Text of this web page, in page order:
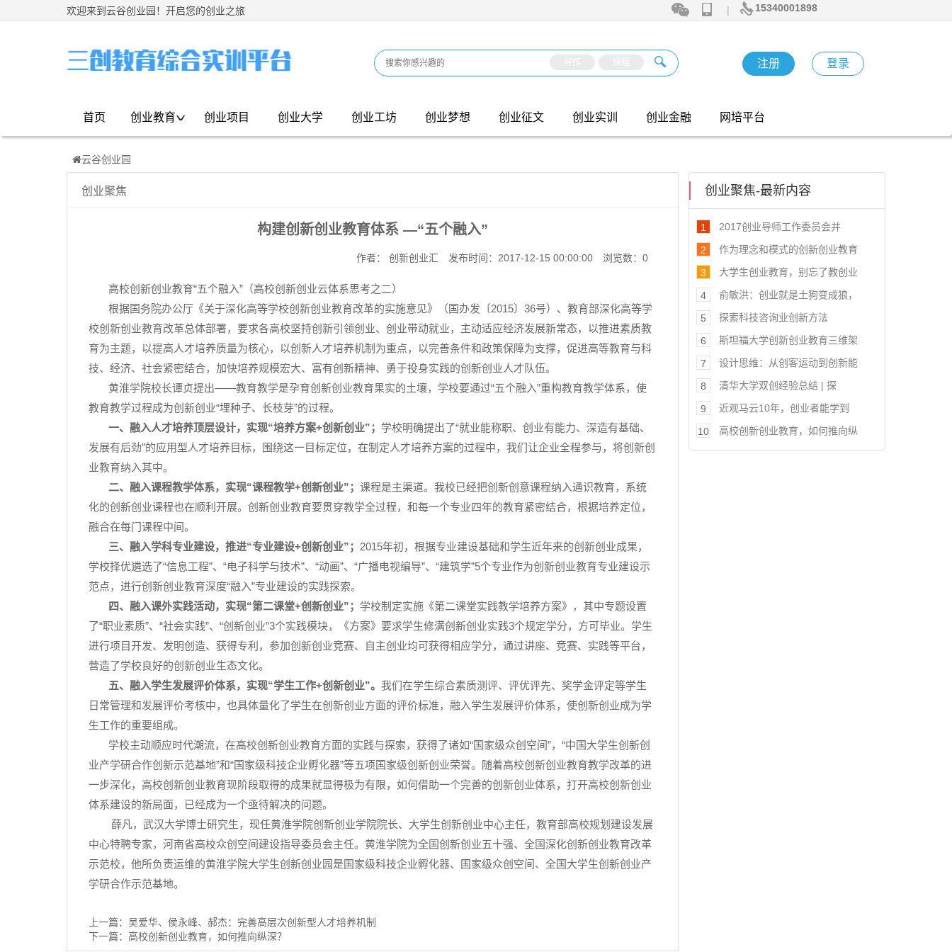
欢迎来到云谷创业园！开启您的创业之旅 | 15340001898
注册 登录
首页 创业教育 创业项目 创业大学 创业工坊 创业梦想 创业征文 创业实训 创业金融 网培平台
云谷创业园
创业聚焦
构建创新创业教育体系 —“五个融入”
作者： 创新创业汇 发布时间：2017-12-15 00:00:00 浏览数：0
高校创新创业教育“五个融入” （高校创新创业云体系思考之二）
根据国务院办公厅《关于深化高等学校创新创业教育改革的实施意见》（国办发〔2015〕 36号）、教育部深化高等学
校创新创业教育改革总体部署，要求各高校坚持创新引领创业、创业带动就业，主动适应经济发展新常态，以推进素质教
育为主题，以提高人才培养质量为核心，以创新人才培养机制为重点，以完善条件和政策保障为支撑，促进高等教育与科
技、经济、社会紧密结合，加快培养规模宏大、富有创新精神、勇于投身实践的创新创业人才队伍。
黄淮学院校长谭贞提出——教育教学是孕育创新创业教育果实的土壤，学校要通过“五个融入”重构教育教学体系，使
教育教学过程成为创新创业“埋种子、长枝芽”的过程。
一、融入人才培养顶层设计，实现“培养方案+创新创业”； 学校明确提出了“就业能称职、创业有能力、深造有基础、
发展有后劲”的应用型人才培养目标，围绕这一目标定位，在制定人才培养方案的过程中，我们让企业全程参与，将创新创
业教育纳入其中。
二、融入课程教学体系，实现“课程教学+创新创业”； 课程是主渠道。我校已经把创新创意课程纳入通识教育，系统
化的创新创业课程也在顺利开展。创新创业教育要贯穿教学全过程，和每一个专业四年的教育紧密结合，根据培养定位，
融合在每门课程中间。
三、融入学科专业建设，推进“专业建设+创新创业”； 2015年初，根据专业建设基础和学生近年来的创新创业成果，
学校择优遴选了“信息工程”、 “电子科学与技术”、 “动画”、 “广播电视编导”、 “建筑学”5个专业作为创新创业教育专业建设示
范点，进行创新创业教育深度“融入”专业建设的实践探索。
四、融入课外实践活动，实现“第二课堂+创新创业”； 学校制定实施《第二课堂实践教学培养方案》，其中专题设置
了“职业素质”、 “社会实践”、 “创新创业”3个实践模块，《方案》要求学生修满创新创业实践3个规定学分，方可毕业。学生
进行项目开发、发明创造、获得专利，参加创新创业竞赛、自主创业均可获得相应学分，通过讲座、竞赛、实践等平台，
营造了学校良好的创新创业生态文化。
五、融入学生发展评价体系，实现“学生工作+创新创业”。 我们在学生综合素质测评、评优评先、奖学金评定等学生
日常管理和发展评价考核中，也具体量化了学生在创新创业方面的评价标准，融入学生发展评价体系，使创新创业成为学
生工作的重要组成。
学校主动顺应时代潮流，在高校创新创业教育方面的实践与探索，获得了诸如“国家级众创空间”， “中国大学生创新创
业产学研合作创新示范基地”和“国家级科技企业孵化器”等五项国家级创新创业荣誉。随着高校创新创业教育教学改革的进
一步深化，高校创新创业教育现阶段取得的成果就显得极为有限，如何借助一个完善的创新创业体系，打开高校创新创业
体系建设的新局面，已经成为一个亟待解决的问题。
薛凡，武汉大学博士研究生，现任黄淮学院创新创业学院院长、大学生创新创业中心主任，教育部高校规划建设发展
中心特聘专家，河南省高校众创空间建设指导委员会主任。黄淮学院为全国创新创业五十强、全国深化创新创业教育改革
示范校，他所负责运维的黄淮学院大学生创新创业园是国家级科技企业孵化器、国家级众创空间、全国大学生创新创业产
学研合作示范基地。
上一篇： 吴爱华、侯永峰、郝杰：完善高层次创新型人才培养机制
下一篇： 高校创新创业教育，如何推向纵深？
创业聚焦-最新内容
2017创业导师工作委员会并
1
作为理念和模式的创新创业教育
2
大学生创业教育，别忘了教创业
3
俞敏洪：创业就是土狗变成狼，
4
探索科技咨询业创新方法
5
斯坦福大学创新创业教育三维架
6
设计思维：从创客运动到创新能
7
清华大学双创经验总结 | 探
8
近观马云10年，创业者能学到
9
高校创新创业教育，如何推向纵
10